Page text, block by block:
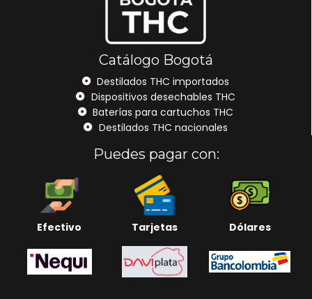
Catálogo Bogotá
Destilados THC importados
Dispositivos desechables THC
Baterías para cartuchos THC
Destilados THC nacionales
Puedes pagar con:
Efectivo Tarjetas Dólares